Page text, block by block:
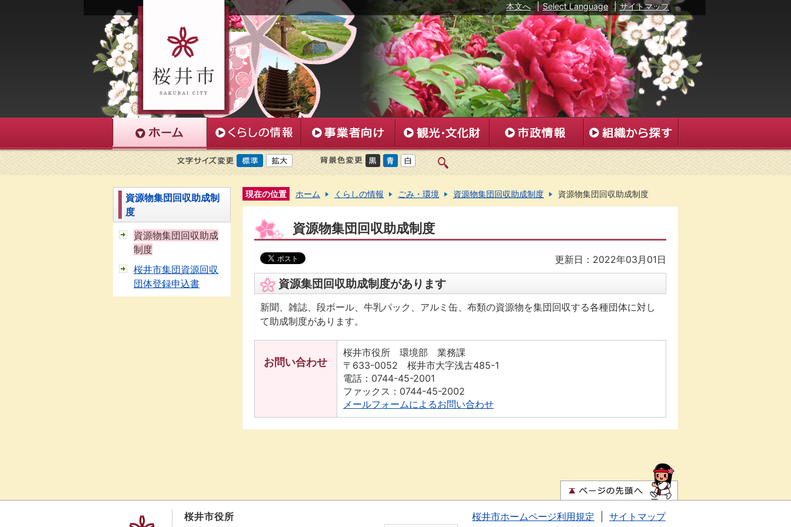
本文へ | Select Language | サイトマップ
資源物集団回収助成制
度
資源物集団回収助成
制度
桜井市集団資源回収
団体登録申込書
現在の位置 ホーム くらしの情報 ごみ・環境 資源物集団回収助成制度 資源物集団回収助成制度
資源物集団回収助成制度
更新日：2022年03月01日
資源集団回収助成制度があります
新聞、雑誌、段ボール、牛乳パック、アルミ缶、布類の資源物を集団回収する各種団体に対し
て助成制度があります。
お問い合わせ
桜井市役所 環境部 業務課
〒633-0052 桜井市大字浅古485-1
電話：0744-45-2001
ファックス：0744-45-2002
メールフォームによるお問い合わせ
桜井市役所 桜井市ホームページ利用規定 サイトマップ